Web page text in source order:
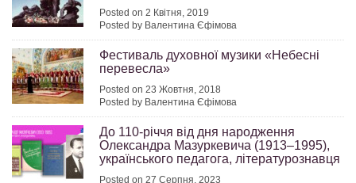
Posted on 2 Квітня, 2019
Posted by Валентина Єфімова
Фестиваль духовної музики «Небесні
перевесла»
Posted on 23 Жовтня, 2018
Posted by Валентина Єфімова
До 110-річчя від дня народження
Олександра Мазуркевича (1913–1995),
українського педагога, літературознавця
Posted on 27 Серпня, 2023